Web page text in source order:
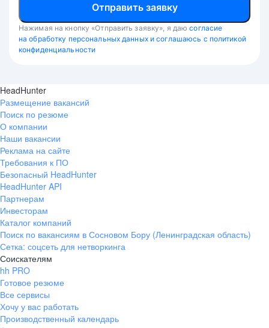
Отправить заявку
Нажимая на кнопку «Отправить заявку», я даю согласие
на обработку персональных данных и соглашаюсь с политикой
конфиденциальности
HeadHunter
Размещение вакансий
Поиск по резюме
О компании
Наши вакансии
Реклама на сайте
Требования к ПО
Безопасный HeadHunter
HeadHunter API
Партнерам
Инвесторам
Каталог компаний
Поиск по вакансиям в Сосновом Бору (Ленинградская область)
Сетка: соцсеть для нетворкинга
Соискателям
hh PRO
Готовое резюме
Все сервисы
Хочу у вас работать
Производственный календарь